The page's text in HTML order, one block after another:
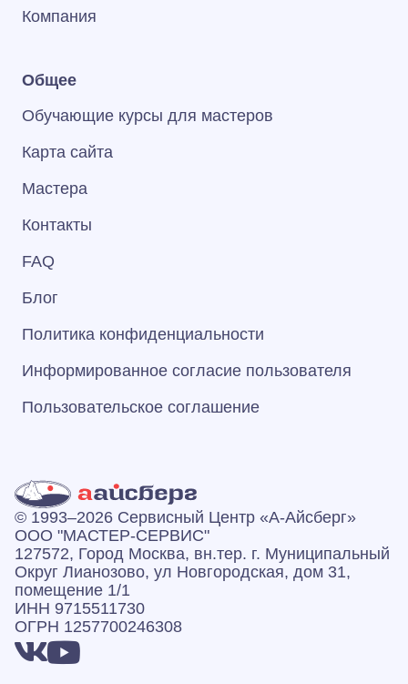
Компания
Общее
Обучающие курсы для мастеров
Карта сайта
Мастера
Контакты
FAQ
Блог
Политика конфиденциальности
Информированное согласие пользователя
Пользовательское соглашение
© 1993–2026 Сервисный Центр «А‑Айсберг»
ООО "МАСТЕР-СЕРВИС"
127572, Город Москва, вн.тер. г. Муниципальный
Округ Лианозово, ул Новгородская, дом 31,
помещение 1/1
ИНН 9715511730
ОГРН 1257700246308